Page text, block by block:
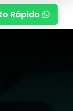
Rápido 